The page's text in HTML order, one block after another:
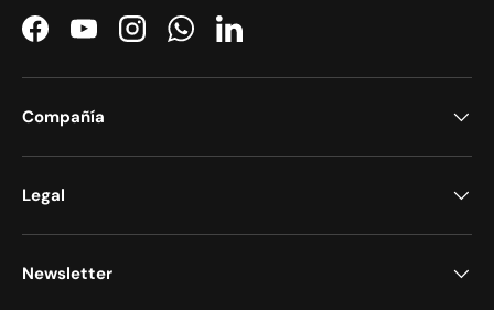
FacebookYouTubeInstagramWhatsAppLinkedIn
Compañía
Legal
Newsletter